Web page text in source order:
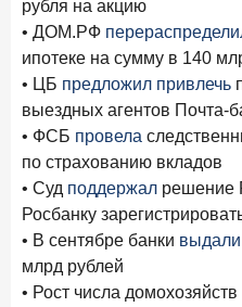
рубля на акцию
• ДОМ.РФ
ипотеке на сумму в 140
• ЦБ предложил привлечь
выездных агентов Почта-
• ФСБ провела
по страхованию вкладов
• Суд поддержал решение
Росбанку
• В сентябре банки выдали
млрд рублей
• Рост числа